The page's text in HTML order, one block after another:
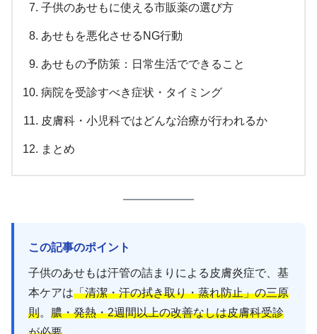
子供のあせもに使える市販薬の選び方
あせもを悪化させるNG行動
あせもの予防策：日常生活でできること
病院を受診すべき症状・タイミング
皮膚科・小児科ではどんな治療が行われるか
まとめ
この記事のポイント
子供のあせもは汗管の詰まりによる皮膚炎症で、基
本ケアは「清潔・汗の拭き取り・蒸れ防止」の三原
則。 膿・発熱・2週間以上の改善なしは皮膚科受診